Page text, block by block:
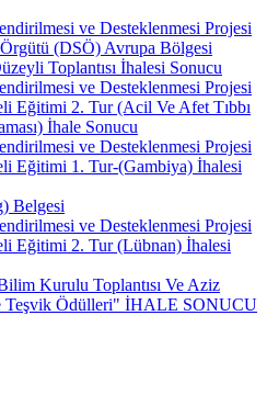
ve Desteklenmesi Projesi
(DSÖ) Avrupa Bölgesi
Toplantısı İhalesi Sonucu
ve Desteklenmesi Projesi
Eğitimi 2. Tur (Acil Ve Afet Tıbbı
İhale Sonucu
ve Desteklenmesi Projesi
Eğitimi 1. Tur-(Gambiya) İhalesi
Belgesi
ve Desteklenmesi Projesi
Eğitimi 2. Tur (Lübnan) İhalesi
Kurulu Toplantısı Ve Aziz
Teşvik Ödülleri" İHALE SONUCU